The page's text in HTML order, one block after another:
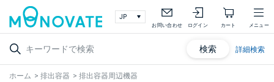
お問い合わせ ログイン カート メニュー
検索 詳細検索
ホーム > 排出容器 > 排出容器周辺機器